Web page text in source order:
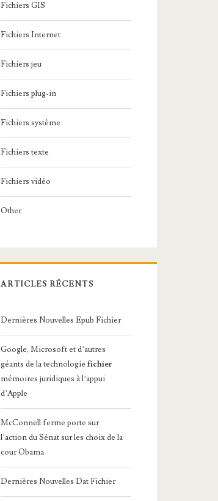
Fichiers GIS
Fichiers Internet
Fichiers jeu
Fichiers plug-in
Fichiers système
Fichiers texte
Fichiers vidéo
Other
ARTICLES RÉCENTS
Dernières Nouvelles Epub Fichier
Google, Microsoft et d’autres
géants de la technologiefichier
mémoires juridiques à l’appui
d’Apple
McConnell ferme porte sur
l’action du Sénat sur les choix de la
cour Obama
Dernières Nouvelles Dat Fichier